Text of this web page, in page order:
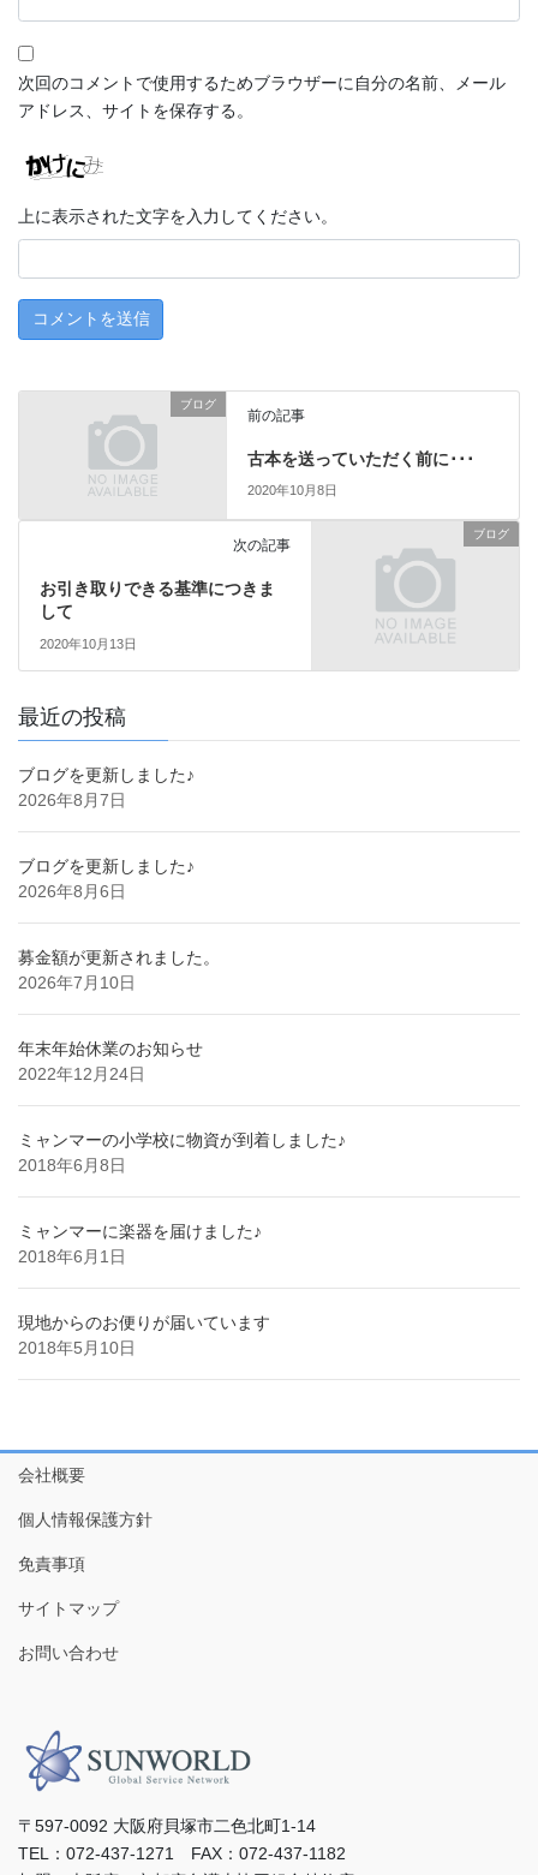
次回のコメントで使用するためブラウザーに自分の名前、メール
アドレス、サイトを保存する。
上に表示された文字を入力してください。
ブログ
前の記事
古本を送っていただく前に･･･
2020年10月8日
ブログ
次の記事
お引き取りできる基準につきま
して
2020年10月13日
最近の投稿
ブログを更新しました♪
2026年8月7日
ブログを更新しました♪
2026年8月6日
募金額が更新されました。
2026年7月10日
年末年始休業のお知らせ
2022年12月24日
ミャンマーの小学校に物資が到着しました♪
2018年6月8日
ミャンマーに楽器を届けました♪
2018年6月1日
現地からのお便りが届いています
2018年5月10日
会社概要
個人情報保護方針
免責事項
サイトマップ
お問い合わせ
〒597-0092 ⼤阪府⾙塚市⼆⾊北町1-14
TEL：072-437-1271 FAX：072-437-1182